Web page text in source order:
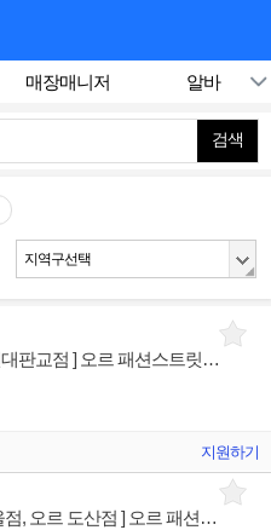
매장매니저 알바
검색
지역구선택
[ ORR(오르) ] [ (신규오픈/전직급)/ 현대판교점 ] 오르 패션스트릿 매장 상품유지 매장판매사원
지원하기
[ ORR(오르) ] [ 신규오픈/ 더현대서울점, 오르 도산점 ] 오르 패션스트릿 매장 상품유지 매장판매사원